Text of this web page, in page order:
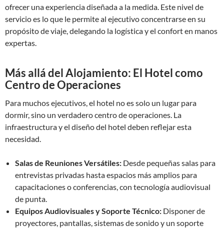
ofrecer una experiencia diseñada a la medida. Este nivel de
servicio es lo que le permite al ejecutivo concentrarse en su
propósito de viaje, delegando la logística y el confort en manos
expertas.
Más allá del Alojamiento: El Hotel como
Centro de Operaciones
Para muchos ejecutivos, el hotel no es solo un lugar para
dormir, sino un verdadero centro de operaciones. La
infraestructura y el diseño del hotel deben reflejar esta
necesidad.
Salas de Reuniones Versátiles: Desde pequeñas salas para
entrevistas privadas hasta espacios más amplios para
capacitaciones o conferencias, con tecnología audiovisual
de punta.
Equipos Audiovisuales y Soporte Técnico: Disponer de
proyectores, pantallas, sistemas de sonido y un soporte